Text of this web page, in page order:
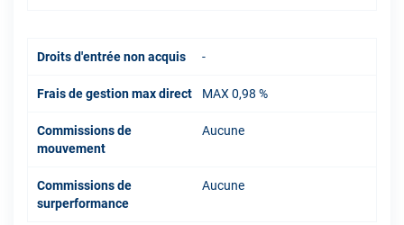
Droits d'entrée non acquis -
Frais de gestion max direct MAX 0,98 %
Commissions de
mouvement
Aucune
Commissions de
surperformance
Aucune